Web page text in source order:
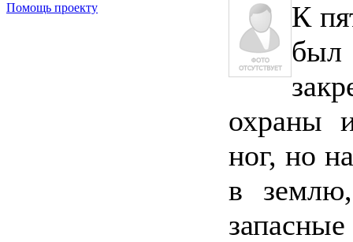
Помощь проекту
К
был
охраны
ног, но
в землю,